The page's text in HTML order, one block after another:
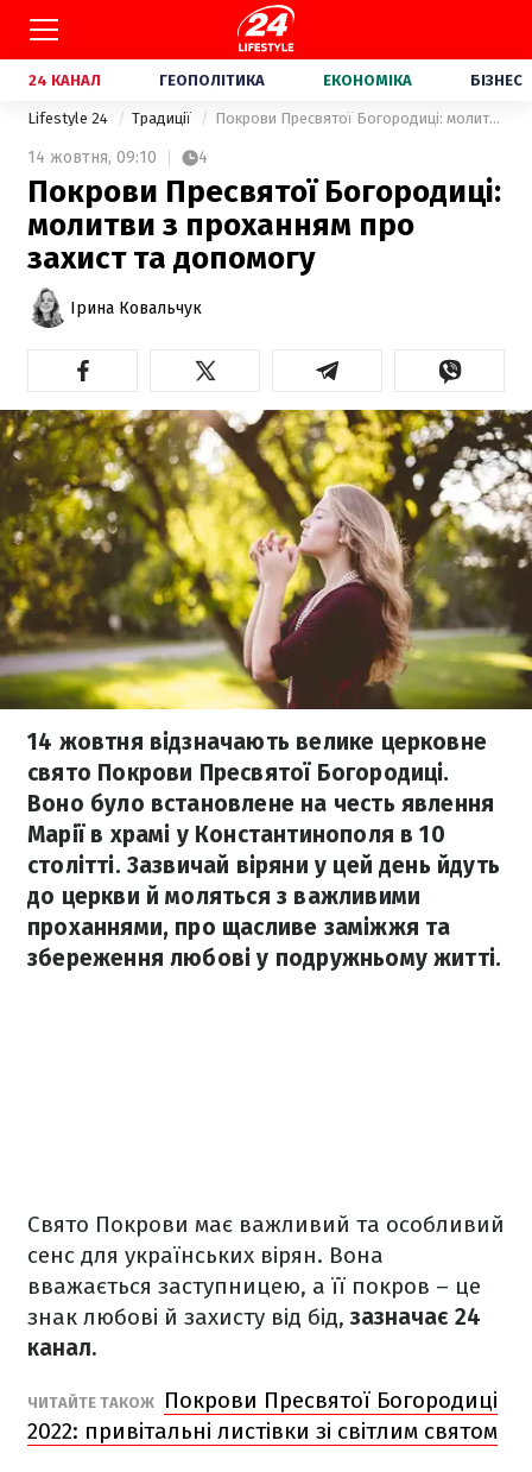
24 КАНАЛ ГЕОПОЛІТИКА ЕКОНОМІКА БІЗНЕС
Lifestyle 24 Традиції Покрови Пресвятої Богородиці: молитви з проханням про захист та допомогу
14 жовтня, 09:10 4
Покрови Пресвятої Богородиці:
молитви з проханням про
захист та допомогу
Ірина Ковальчук
14 жовтня відзначають велике церковне
свято Покрови Пресвятої Богородиці.
Воно було встановлене на честь явлення
Марії в храмі у Константинополя в 10
столітті. Зазвичай віряни у цей день йдуть
до церкви й моляться з важливими
проханнями, про щасливе заміжжя та
збереження любові у подружньому житті.
Свято Покрови має важливий та особливий
сенс для українських вірян. Вона
вважається заступницею, а її покров – це
знак любові й захисту від бід,зазначає 24
канал.
ЧИТАЙТЕ ТАКОЖ
Покрови Пресвятої Богородиці
2022: привітальні листівки зі світлим святом